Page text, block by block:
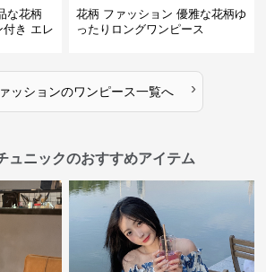
な花柄
付き エレ
花柄 ファッション 優雅な花柄ゆ
ったりロングワンピース
ッションのワンピース一覧へ ›
ュニックのおすすめアイテム